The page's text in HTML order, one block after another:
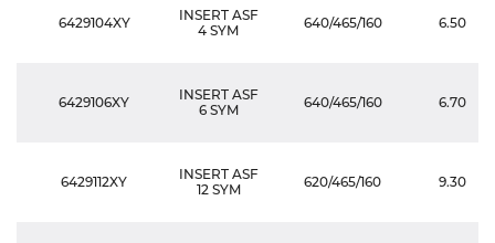
6429104XY
INSERT ASF
4 SYM
640/465/160 6.50
6429106XY
INSERT ASF
6 SYM
640/465/160 6.70
6429112XY
INSERT ASF
12 SYM
620/465/160 9.30